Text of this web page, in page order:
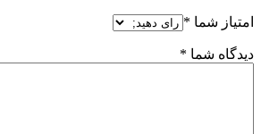
امتیاز شما *
دیدگاه شما *